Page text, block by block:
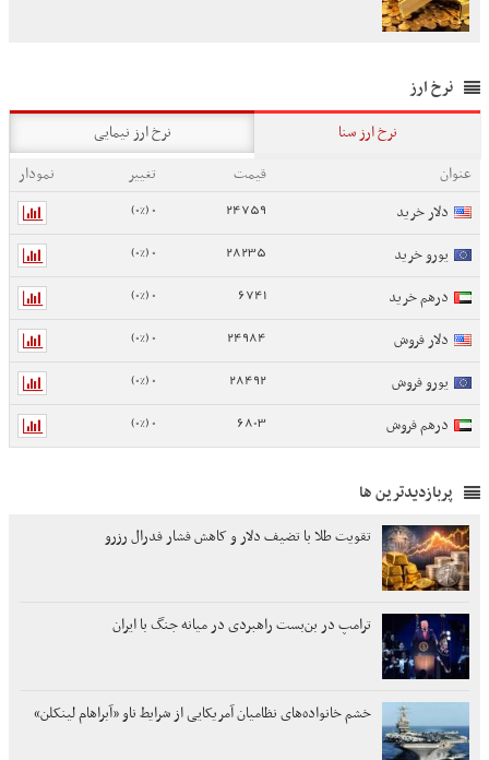
نرخ ارز
نرخ ارز سنا
نرخ ارز نیمایی
عنوان
قیمت تغییر
نمودار
دلار خرید
24759
0 (0%)
یورو خرید 28235
0 (0%)
درهم خرید 6741
0 (0%)
دلار فروش 24984
0 (0%)
یورو فروش 28492
0 (0%)
درهم فروش 6803
0 (0%)
پربازدیدترین ها
تقویت طلا با تضیف دلار و کاهش فشار فدرال رزرو
ترامپ در بن‌بست راهبردی در میانه جنگ با ایران
خشم خانواده‌های نظامیان آمریکایی از شرایط ناو «آبراهام لینکلن»